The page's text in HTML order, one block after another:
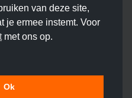
van deze site,
je ermee instemt. Voor
met ons op.
Ok